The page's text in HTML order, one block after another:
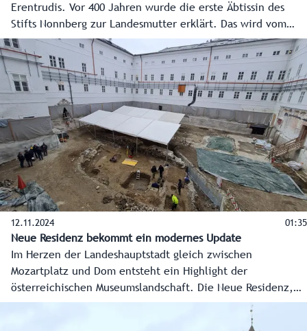
Erentrudis. Vor 400 Jahren wurde die erste Äbtissin des
Stifts Nonnberg zur Landesmutter erklärt. Das wird vom
Land Salzburg, der Erzdiözese und vom Stift Nonnberg
zuerst mit einem Festgottesdienst im Salzburger Dom und
dann mit einem großen Fest mit vielen Vereinen im
Nonntal und in der Salzburger Altstadt gefeiert.
12.11.2024 01:35
Neue Residenz bekommt ein modernes Update
Im Herzen der Landeshauptstadt gleich zwischen
Mozartplatz und Dom entsteht ein Highlight der
österreichischen Museumslandschaft. Die Neue Residenz,
schon bisher Sitz des Salzburg Museum, wird zu einem
einzigartigen Kulturareal erweitert und beherbergt ab 2027